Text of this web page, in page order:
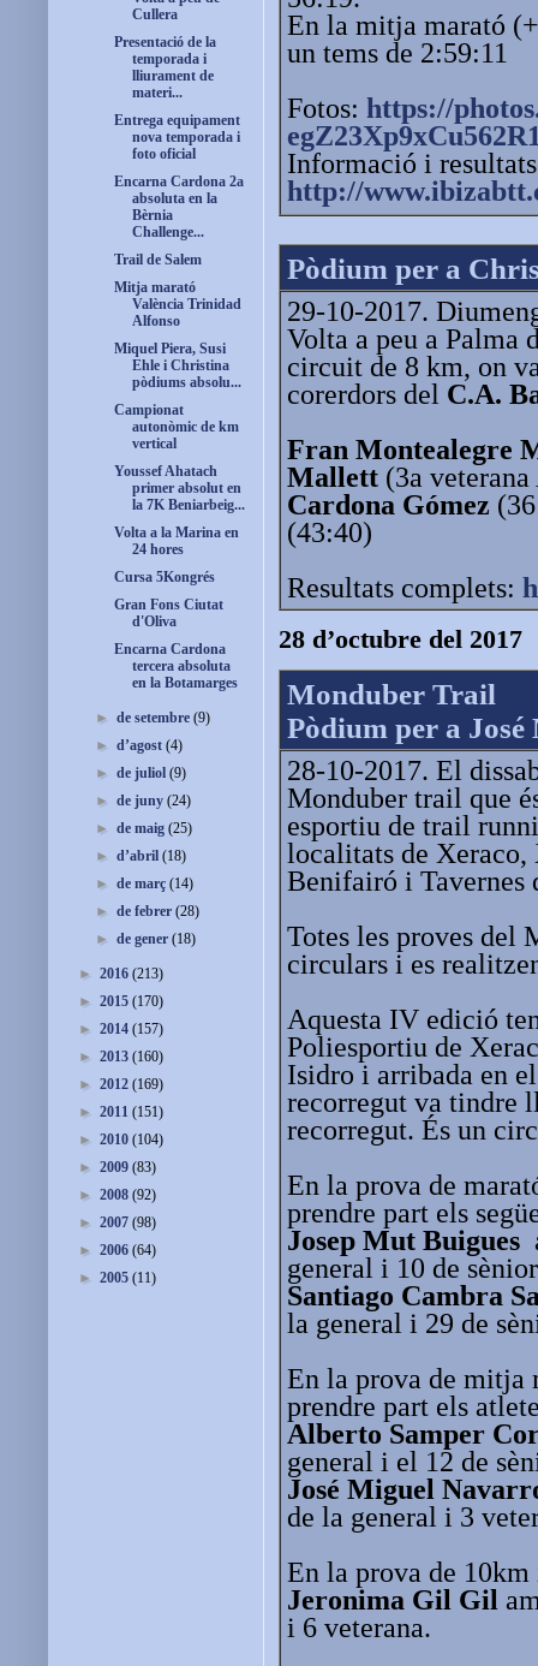
En la mitja marató
un tems de 2:59:11
Fotos: https://
Informació i
http://
Pòdium per a
29-10-2017.
Volta a peu a Palma
circuit de 8 km, on
corerdors del C.A.
Fran Montealegre
Mallett (3a
Cardona Gómez
(43:40)
Resultats complets:
28 d’octubre del 2017
Monduber Trail
Pòdium per a
28-10-2017. El
Monduber trail que
esportiu de trail
localitats de Xeraco,
Benifairó i Tavernes
Totes les proves del
circulars i es
Aquesta IV edició
Poliesportiu de
Isidro i arribada en
recorregut va tindre
recorregut. És un
En la prova de
prendre part els
Josep Mut Buigues
general i 10 de
Santiago Cambra
la general i 29 de
En la prova de mitja
prendre part els
Alberto Samper
general i el 12 de
José Miguel
de la general i 3
En la prova de
Jeronima Gil Gil
i 6 veterana.
Cullera
Presentació de la
temporada i
lliurament de
materi...
Entrega equipament
nova temporada i
foto oficial
Encarna Cardona 2a
absoluta en la
Bèrnia
Challenge...
Trail de Salem
Mitja marató
València Trinidad
Alfonso
Miquel Piera, Susi
Ehle i Christina
pòdiums absolu...
Campionat
autonòmic de km
vertical
Youssef Ahatach
primer absolut en
la 7K Beniarbeig...
Volta a la Marina en
24 hores
Cursa 5Kongrés
Gran Fons Ciutat
d'Oliva
Encarna Cardona
tercera absoluta
en la Botamarges
►de setembre(9)
►d’agost(4)
►de juliol(9)
►de juny(24)
►de maig(25)
►d’abril(18)
►de març(14)
►de febrer(28)
►de gener(18)
► 2016 (213)
► 2015 (170)
► 2014 (157)
► 2013 (160)
► 2012 (169)
► 2011 (151)
► 2010 (104)
► 2009 (83)
► 2008 (92)
► 2007 (98)
► 2006 (64)
► 2005 (11)